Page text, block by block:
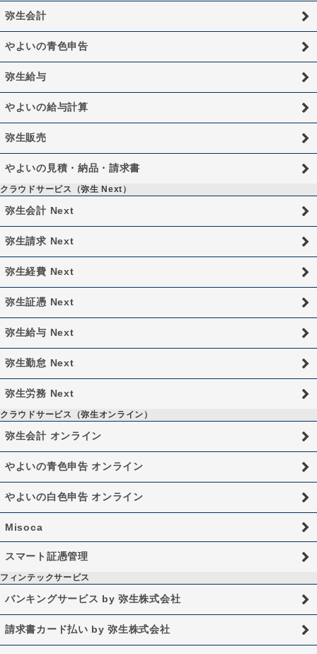
弥生会計
やよいの青色申告
弥生給与
やよいの給与計算
弥生販売
やよいの見積・納品・請求書
クラウドサービス（弥生 Next）
弥生会計 Next
弥生請求 Next
弥生経費 Next
弥生証憑 Next
弥生給与 Next
弥生勤怠 Next
弥生労務 Next
クラウドサービス（弥生オンライン）
弥生会計 オンライン
やよいの青色申告 オンライン
やよいの白色申告 オンライン
Misoca
スマート証憑管理
フィンテックサービス
バンキングサービス by 弥生株式会社
請求書カード払い by 弥生株式会社